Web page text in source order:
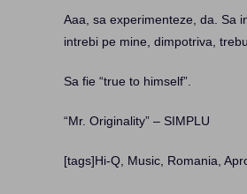
Aaa, sa experimenteze, da. Sa
intrebi pe mine, dimpotriva,
Sa fie “true to himself”.
“Mr. Originality” – SIMPLU
[tags]Hi-Q, Music, Romania,